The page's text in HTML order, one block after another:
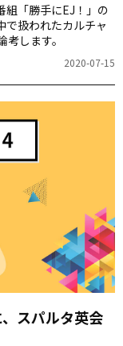
組「勝手にEJ！」の
で扱われたカルチャ
します。
2020-07-15
スパルタ英会